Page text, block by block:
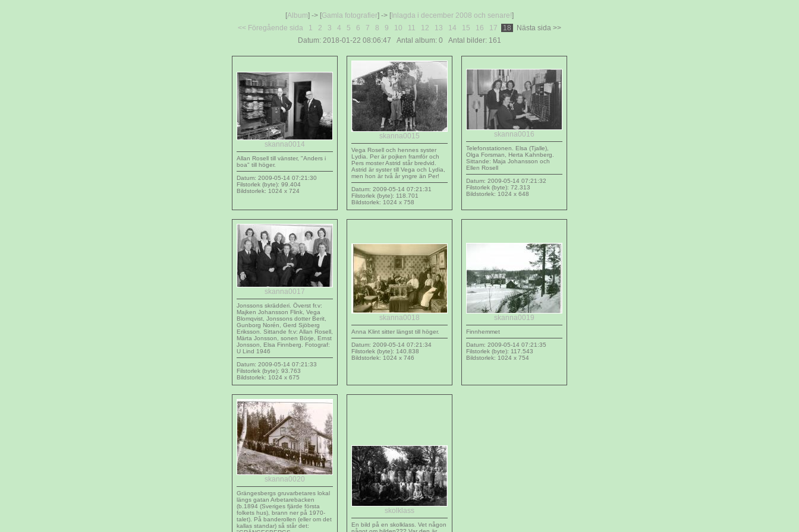
[Album] -> [Gamla fotografier] -> [ Inlagda i december 2008 och senare!]
<< Föregående sida
1 2 3 4 5 6 7 8 9 10 11 12 13 14 15 16 17 18
Nästa sida >>
Datum: 2018-01-22 08:06:47 Antal album: 0 Antal bilder: 161
skanna0014
Allan Rosell till vänster, "Anders i
boa" till höger.
Datum: 2009-05-14 07:21:30
Filstorlek (byte): 99.404
Bildstorlek: 1024 x 724
skanna0015
Vega Rosell och hennes syster
Lydia. Per är pojken framför och
Pers moster Astrid står bredvid.
Astrid är syster till Vega och Lydia,
men hon är två år yngre än Per!
Datum: 2009-05-14 07:21:31
Filstorlek (byte): 118.701
Bildstorlek: 1024 x 758
skanna0016
Telefonstationen. Elsa (Tjalle),
Olga Forsman, Herta Kahnberg.
Sittande: Maja Johansson och
Ellen Rosell
Datum: 2009-05-14 07:21:32
Filstorlek (byte): 72.313
Bildstorlek: 1024 x 648
skanna0017
Jonssons skrädderi. Överst fr.v:
Majken Johansson Flink, Vega
Blomqvist, Jonssons dotter Berit,
Gunborg Norén, Gerd Sjöberg
Eriksson. Sittande fr.v: Allan Rosell,
Märta Jonsson, sonen Börje, Ernst
Jonsson, Elsa Finnberg. Fotograf:
U Lind 1946
Datum: 2009-05-14 07:21:33
Filstorlek (byte): 93.763
Bildstorlek: 1024 x 675
skanna0018
Anna Klint sitter längst till höger.
Datum: 2009-05-14 07:21:34
Filstorlek (byte): 140.838
Bildstorlek: 1024 x 746
skanna0019
Finnhemmet
Datum: 2009-05-14 07:21:35
Filstorlek (byte): 117.543
Bildstorlek: 1024 x 754
skanna0020
Grängesbergs gruvarbetares lokal
längs gatan Arbetarebacken
(b.1894 (Sveriges fjärde första
folkets hus), brann ner på 1970-
talet). På banderollen (eller om det
kallas standar) så står det:
skolklass
En bild på en skolklass. Vet någon